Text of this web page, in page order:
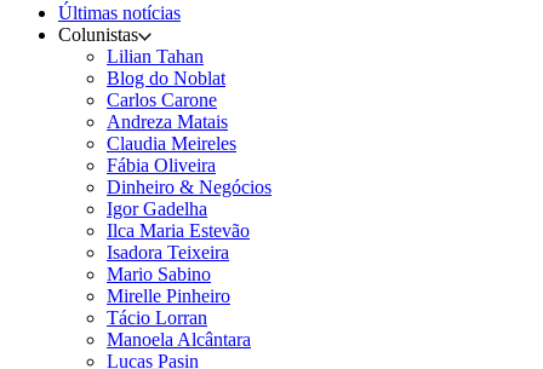
Últimas notícias
Colunistas
Lilian Tahan
Blog do Noblat
Carlos Carone
Andreza Matais
Claudia Meireles
Fábia Oliveira
Dinheiro & Negócios
Igor Gadelha
Ilca Maria Estevão
Isadora Teixeira
Mario Sabino
Mirelle Pinheiro
Tácio Lorran
Manoela Alcântara
Lucas Pasin